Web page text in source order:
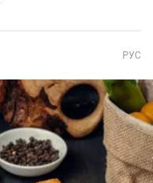
РУС